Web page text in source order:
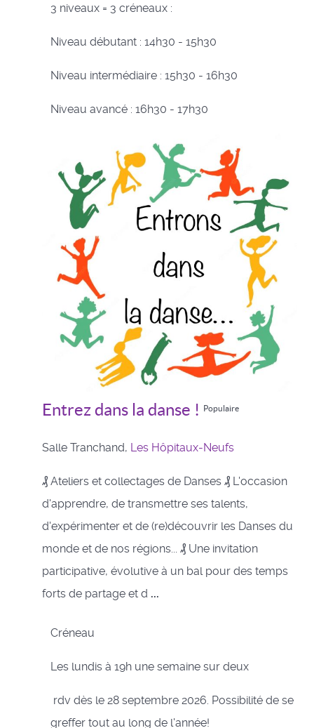
3 niveaux = 3 créneaux :
Niveau débutant : 14h30 - 15h30
Niveau intermédiaire : 15h30 - 16h30
Niveau avancé : 16h30 - 17h30
Entrez dans la danse ! Populaire
Salle Tranchand, Les Hôpitaux-Neufs
₰ Ateliers et collectages de Danses ₰ L'occasion
d'apprendre, de transmettre ses talents,
d'expérimenter et de (re)découvrir les Danses du
monde et de nos régions... ₰ Une invitation
participative, évolutive à un bal pour des temps
forts de partage et d ...
Créneau
Les lundis à 19h une semaine sur deux
rdv dès le 28 septembre 2026. Possibilité de se
greffer tout au long de l'année!